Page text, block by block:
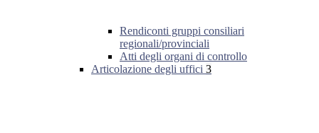
Rendiconti gruppi consiliari
regionali/provinciali
Atti degli organi di controllo
Articolazione degli uffici 3